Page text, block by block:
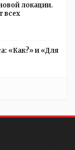
локации.
всех
«Как?» и «Для